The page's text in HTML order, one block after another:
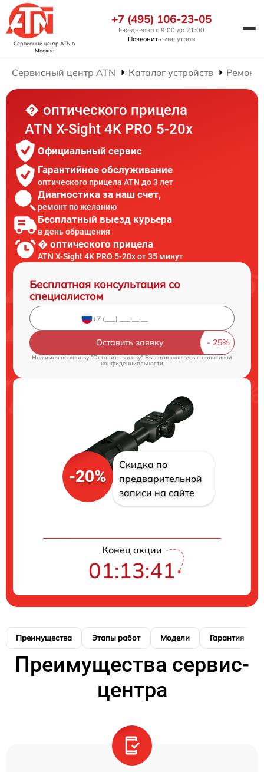
Сервисный центр ATN в
Москве
+7 (495) 106-23-05
Ежедневно с 9:00 до 21:00
Позвонить мне утром
Сервисный центр ATN Каталог устройств Ремонт
� оптического прицела
ATN X-Sight 4K PRO 5-20x
Официальный сервис
Гарантийное обслуживание
оптического прицела ATN до 3 лет
Диагностика за наш счет,
ремонт по желанию
Бесплатный выезд курьера
в день обращения
� оптического прицела
ATN X-Sight 4K PRO 5-20x от 35 минут
Бесплатная консультация со
специалистом
Оставить заявку
Нажимая на кнопку "Оставить заявку" Вы соглашаетесь cполитикой
конфиденциальности
-20%
Скидка по
предварительной
записи на сайте
Конец акции
01:13:40
Преимущества Этапы работ Модели Гарантия
Преимущества сервис-
центра